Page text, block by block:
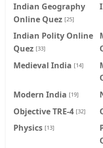
Indian Geography
Online Quez [25]
Indian Polity Online
Quez [33]
Medieval India [14]
Modern India [19]
Objective TRE-4 [32]
Physics [13]